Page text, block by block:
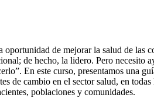
de mejorar la salud de
de hecho, la lidero. Pero
En este curso, presentamos una
de cambio en el sector salud, en
poblaciones y comunidades.